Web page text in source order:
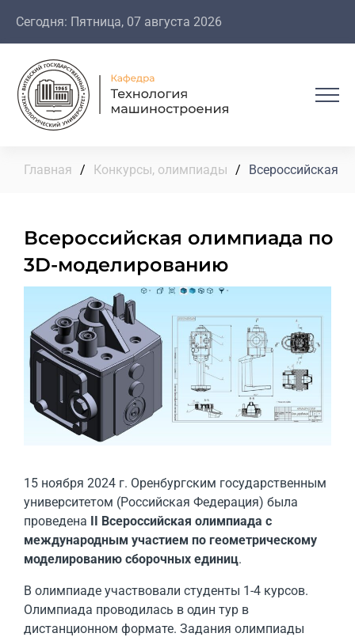
Сегодня: Пятница, 07 августа 2026
Главная / Конкурсы, олимпиады / Всероссийская
Всероссийская олимпиада по
3D-моделированию
15 ноября 2024 г. Оренбургским государственным
университетом (Российская Федерация) была
проведена II Всероссийская олимпиада с
международным участием по геометрическому
моделированию сборочных единиц.
В олимпиаде участвовали студенты 1-4 курсов.
Олимпиада проводилась в один тур в
дистанционном формате. Задания олимпиады